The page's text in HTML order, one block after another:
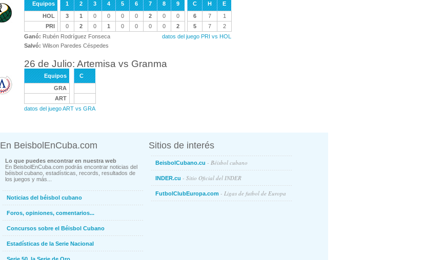
Equipos 1 2 3 4 5 6 7 8 9 C H
E
HOL
3 1 0 0 0 0 2 0 0 6 7
1
PRI
0 2 0 1 0 0 0 0 2 5 7
2
datos del juego PRI vs HOL
Ganó: Rubén Rodríguez Fonseca
Salvó: Wilson Paredes Céspedes
26 de Julio: Artemisa vs Granma
Equipos
C
GRA
ART
datos del juego ART vs GRA
En BeisbolEnCuba.com
Lo que puedes encontrar en nuestra web
En BeisbolEnCuba.com podrás encontrar noticias del
béisbol cubano, estadísticas, records, resultados de
los juegos y más...
Noticias del béisbol cubano
Foros, opiniones, comentarios...
Concursos sobre el Béisbol Cubano
Estadísticas de la Serie Nacional
Sitios de interés
BeisbolCubano.cu - Béisbol cubano
INDER.cu - Sitio Oficial del INDER
FutbolClubEuropa.com - Ligas de futbol de Europa